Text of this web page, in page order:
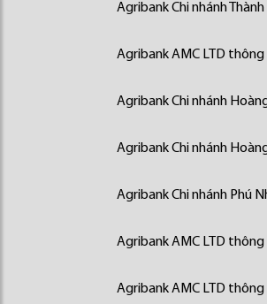
Agribank Chi nhánh
Agribank AMC LTD
Agribank Chi nhánh
Agribank Chi nhánh
Agribank Chi nhánh Phú
Agribank AMC LTD
Agribank AMC LTD